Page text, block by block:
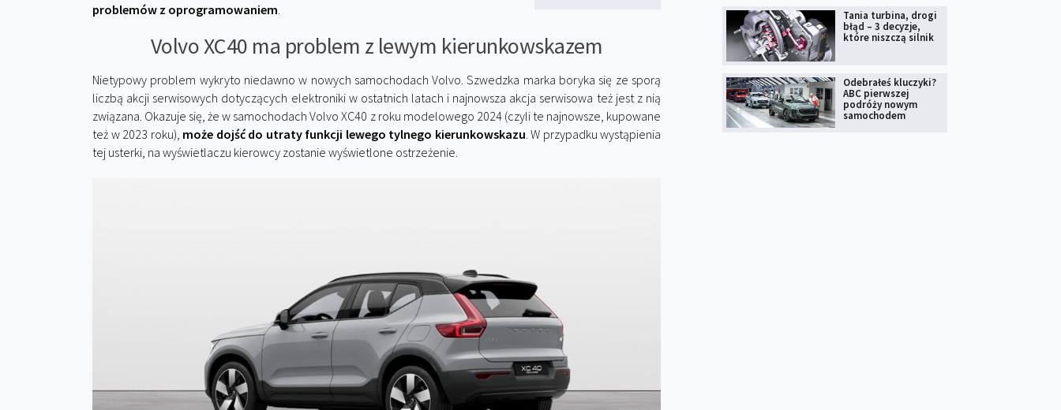
problemów z oprogramowaniem
Volvo XC40 ma problem z lewym kierunkowskazem
Nietypowy problem wykryto niedawno w nowych samochodach Volvo. Szwedzka marka boryka się ze sporą
liczbą akcji serwisowych dotyczących elektroniki w ostatnich latach i najnowsza akcja serwisowa też jest z nią
związana. Okazuje się, że w samochodach Volvo XC40 z roku modelowego 2024 (czyli te najnowsze, kupowane
też w 2023 roku), może dojść do utraty funkcji lewego tylnego kierunkowskazu . W przypadku wystąpienia
tej usterki, na wyświetlaczu kierowcy zostanie wyświetlone ostrzeżenie.
Tania turbina, drogi
błąd – 3 decyzje,
które niszczą silnik
Odebrałeś kluczyki?
ABC pierwszej
podróży nowym
samochodem